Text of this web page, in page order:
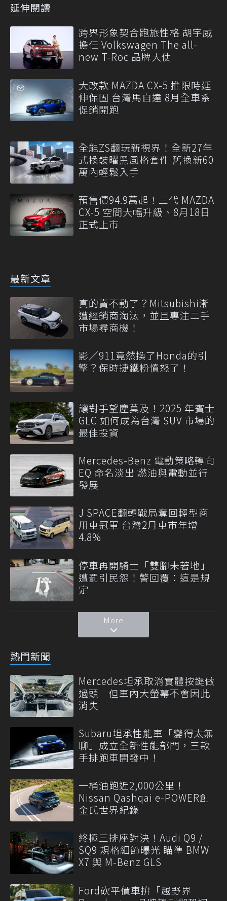
延伸閱讀
跨界形象契合跑旅性格 胡宇威
擔任 Volkswagen The all-
new T-Roc 品牌大使
大改款 MAZDA CX-5 推限時延
伸保固 台灣馬自達 8月全車系
促銷開跑
全能ZS翻玩新視界！全新27年
式換裝曜黑風格套件 舊換新60
萬內輕鬆入手
預售價94.9萬起！三代 MAZDA
CX-5 空間大幅升級、8月18日
正式上市
最新文章
真的賣不動了？Mitsubishi漸
遭經銷商淘汰，並且專注二手
市場尋商機！
影／911竟然換了Honda的引
擎？保時捷鐵粉憤怒了！
讓對手望塵莫及！2025 年賓士
GLC 如何成為台灣 SUV 市場的
最佳投資
Mercedes-Benz 電動策略轉向
EQ 命名淡出 燃油與電動並行
發展
J SPACE翻轉戰局奪回輕型商
用車冠軍 台灣2月車市年增
4.8%
停車再開騎士「雙腳未著地」
遭罰引民怨！警回覆：這是規
定
More
熱門新聞
Mercedes坦承取消實體按鍵做
過頭 但車內大螢幕不會因此
消失
Subaru坦承性能車「變得太無
聊」成立全新性能部門，三款
手排跑車開發中！
一桶油跑近2,000公里！
Nissan Qashqai e-POWER創
金氏世界紀錄
終極三排座對決！Audi Q9 /
SQ9 規格細節曝光 瞄準 BMW
X7 與 M-Benz GLS
Ford砍平價車拚「越野界